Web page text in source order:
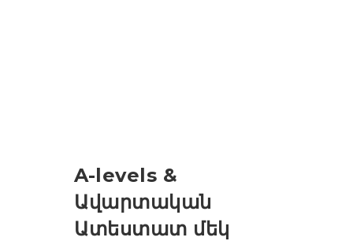
A-levels &
Ավարտական
Ատեստատ մեկ